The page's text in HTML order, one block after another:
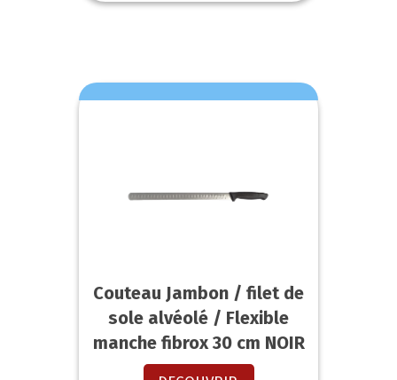
Couteau Jambon / filet de
sole alvéolé / Flexible
manche fibrox 30 cm NOIR